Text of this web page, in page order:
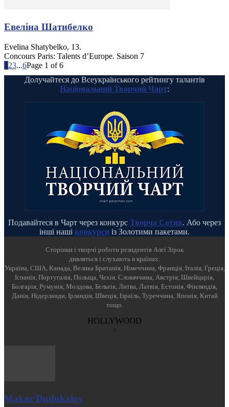
Евеліна Шатибелко
Evelina Shatybelko, 13.
Concours Paris: Talents d’Europe. Saison 7
1 23...6Page 1 of 6
Долучайтеся до Всеукраїнського рейтингу талантів
Національний Творчий Чарт:
Подавайтеся в Чарт через конкурс Творча Сотня. Або через
інші наші конкурси із Золотими пакетами.
Cторінки і творчі роботи резидентів Алеї Зірок
дивляться і слухають в країнах:
Україна, США, Канада, Велика Британія, Німеччина, Франція, Італія, Греція,
Іспанія, Португалія, Польща, Чехія, Словаччина, Австрія, Швейцарія,
Болгарія, Румунія, Молдова, Бельгія, Литва, Латвія, Естонія, Фінляндія,
Данія, Нідерланди, Ірландія, Швеція, Ізраїль, Туреччина, Японія, Китай
тощо.
HOLLYWOOD
Makar Dudukalov